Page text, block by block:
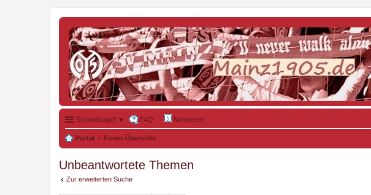
Schnellzugriff ▼ FAQ Netiquette
Portal Foren-Übersicht
Unbeantwortete Themen
Zur erweiterten Suche